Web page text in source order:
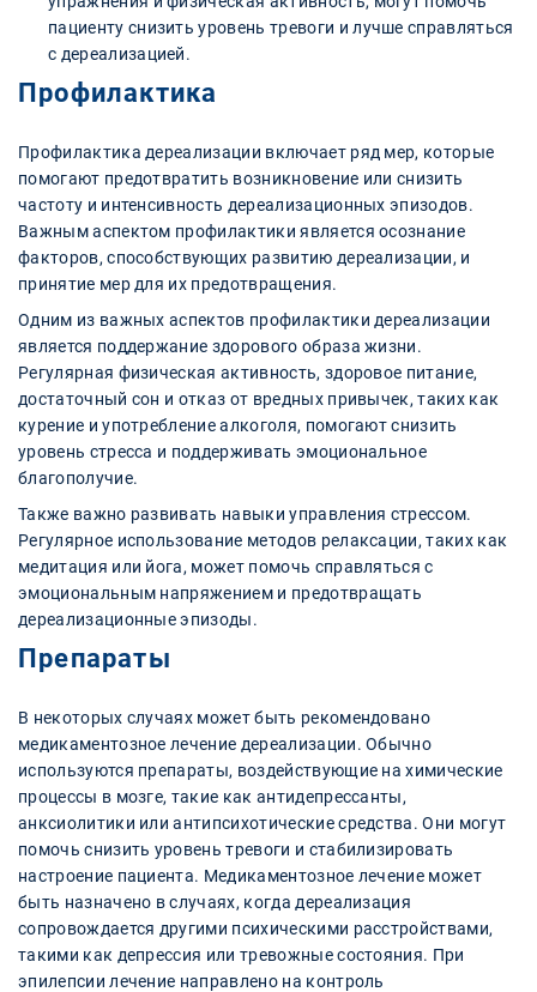
пациенту снизить уровень тревоги и лучше справляться
с дереализацией.
Профилактика
Профилактика дереализации включает ряд мер, которые
помогают предотвратить возникновение или снизить
частоту и интенсивность дереализационных эпизодов.
Важным аспектом профилактики является осознание
факторов, способствующих развитию дереализации, и
принятие мер для их предотвращения.
Одним из важных аспектов профилактики дереализации
является поддержание здорового образа жизни.
Регулярная физическая активность, здоровое питание,
достаточный сон и отказ от вредных привычек, таких как
курение и употребление алкоголя, помогают снизить
уровень стресса и поддерживать эмоциональное
благополучие.
Также важно развивать навыки управления стрессом.
Регулярное использование методов релаксации, таких как
медитация или йога, может помочь справляться с
эмоциональным напряжением и предотвращать
дереализационные эпизоды.
Препараты
В некоторых случаях может быть рекомендовано
медикаментозное лечение дереализации. Обычно
используются препараты, воздействующие на химические
процессы в мозге, такие как антидепрессанты,
анксиолитики или антипсихотические средства. Они могут
помочь снизить уровень тревоги и стабилизировать
настроение пациента. Медикаментозное лечение может
быть назначено в случаях, когда дереализация
сопровождается другими психическими расстройствами,
такими как депрессия или тревожные состояния. При
эпилепсии лечение направлено на контроль